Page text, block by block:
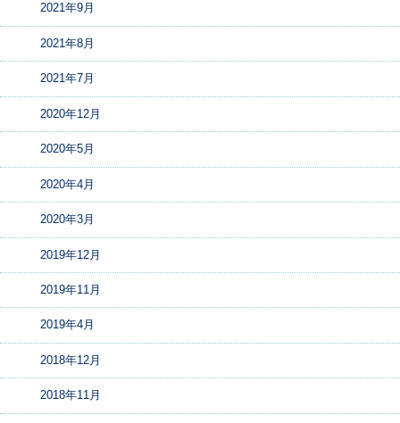
2021年9月
2021年8月
2021年7月
2020年12月
2020年5月
2020年4月
2020年3月
2019年12月
2019年11月
2019年4月
2018年12月
2018年11月